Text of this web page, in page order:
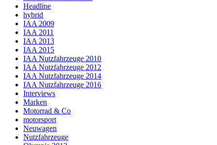
Headline
hybrid
IAA 2009
IAA 2011
IAA 2013
IAA 2015
IAA Nutzfahrzeuge 2010
IAA Nutzfahrzeuge 2012
IAA Nutzfahrzeuge 2014
IAA Nutzfahrzeuge 2016
Interviews
Marken
Motorrad & Co
motorsport
Neuwagen
Nutzfahrzeuge